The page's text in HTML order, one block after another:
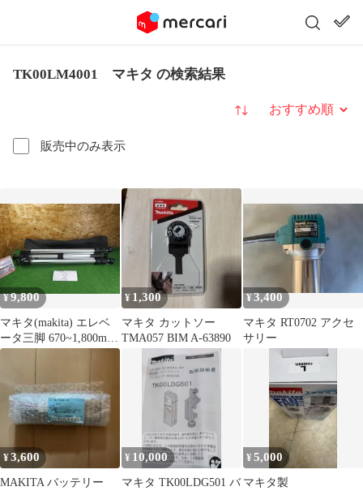
TK00LM4001 マキタ の検索結果
販売中のみ表示
並び替え
¥9,800
マキタ(makita) エレベ
ータ三脚 670~1,800mm
TK00LM4001 レーザー
¥ 1,300
マキタ カットソー
TMA057 BIM A-63890
¥3,400
マキタ RT0702 アクセ
サリー
¥3,600
MAKITA バッテリー
¥ 10,000
マキタ TK00LDG501 バ
¥5,000
マキタ製